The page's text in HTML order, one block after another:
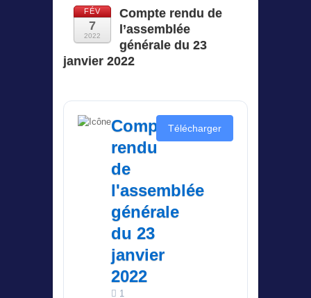
FÉV
7
2022
Compte rendu de
l’assemblée
générale du 23
janvier 2022
Compte
rendu
de
l'assemblée
générale
du 23
janvier
2022
1
Télécharger